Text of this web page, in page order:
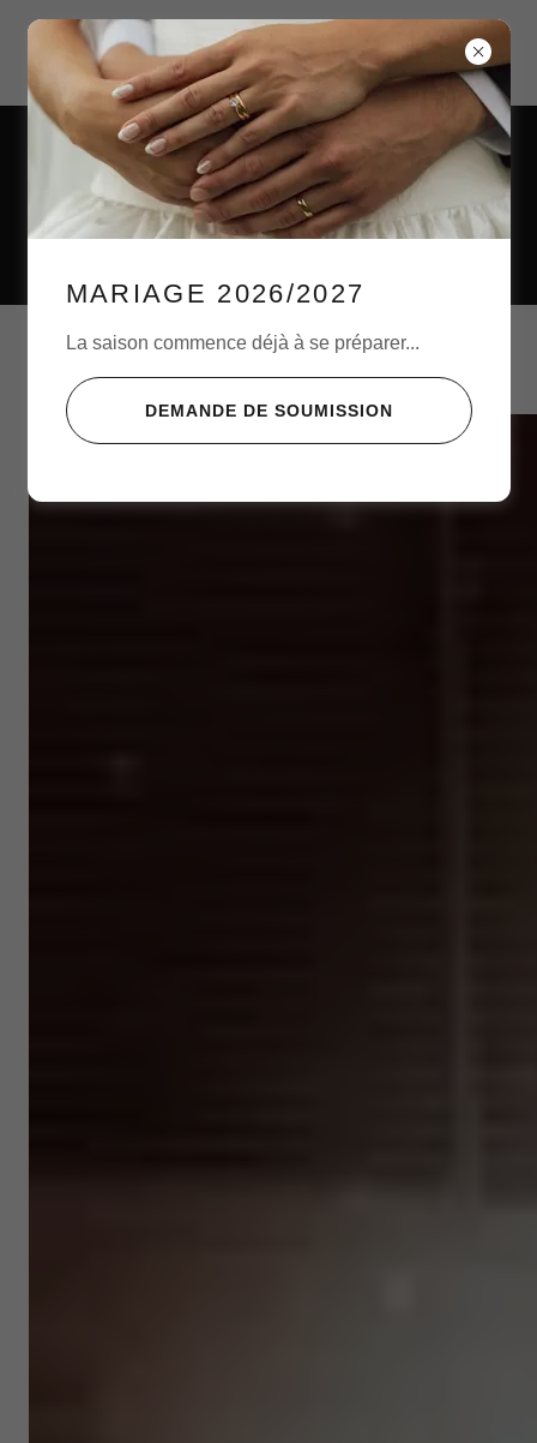
PHOTOGRAPHE &
VIDÉASTE
GALA DES OCTAS 2025
MARIAGE 2026/2027
La saison commence déjà à se préparer...
DEMANDE DE SOUMISSION